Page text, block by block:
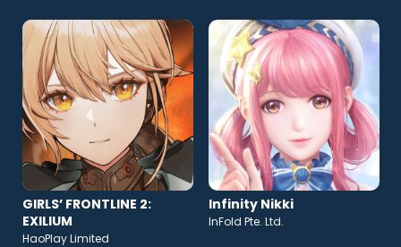
GIRLS’ FRONTLINE 2:
EXILIUM
HaoPlay Limited
Infinity Nikki
InFold Pte. Ltd.